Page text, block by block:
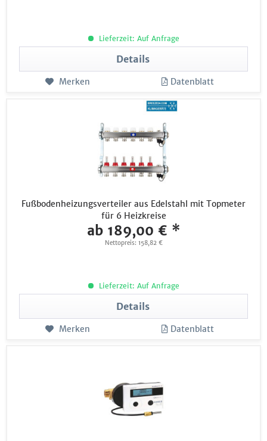
Lieferzeit: Auf Anfrage
Details
Merken Datenblatt
Fußbodenheizungsverteiler aus Edelstahl mit Topmeter
für 6 Heizkreise
ab 189,00 € *
Nettopreis: 158,82 €
Lieferzeit: Auf Anfrage
Details
Merken Datenblatt